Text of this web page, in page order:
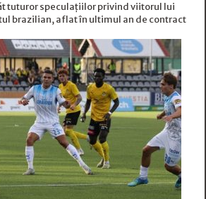
tuturor speculațiilor privind viitorul lui
brazilian, aflat în ultimul an de contract